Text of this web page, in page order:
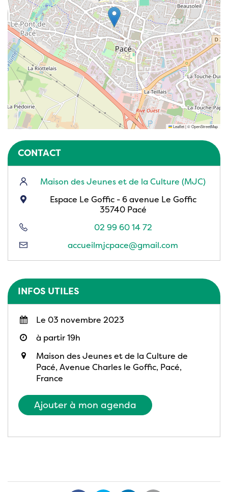
Leaflet|©OpenStreetMap
CONTACT
Maison des Jeunes et de la Culture (MJC)
Espace Le Goffic - 6 avenue Le Goffic
35740 Pacé
02 99 60 14 72
accueilmjcpace@gmail.com
INFOS UTILES
Le 03 novembre 2023
à partir 19h
Maison des Jeunes et de la Culture de
Pacé, Avenue Charles le Goffic, Pacé,
France
Ajouter à mon agenda